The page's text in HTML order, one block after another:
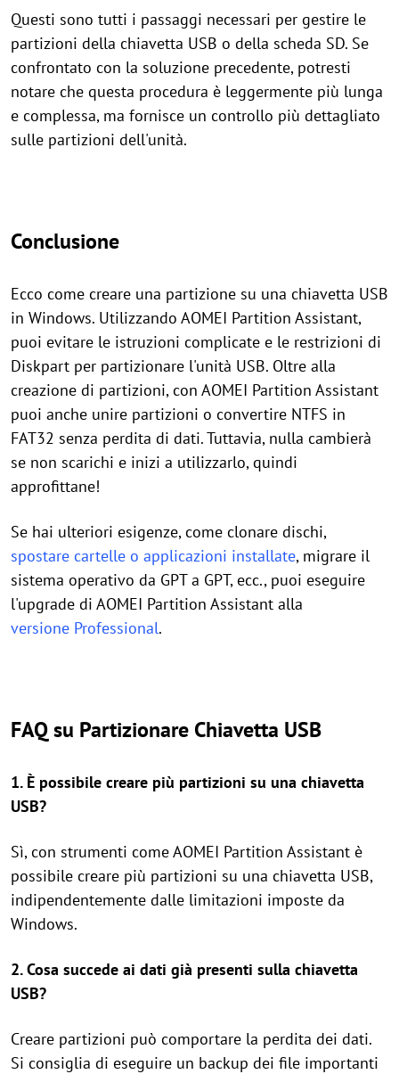
Questi sono tutti i passaggi necessari per gestire le
partizioni della chiavetta USB o della scheda SD. Se
confrontato con la soluzione precedente, potresti
notare che questa procedura è leggermente più lunga
e complessa, ma fornisce un controllo più dettagliato
sulle partizioni dell'unità.
Conclusione
Ecco come creare una partizione su una chiavetta USB
in Windows. Utilizzando AOMEI Partition Assistant,
puoi evitare le istruzioni complicate e le restrizioni di
Diskpart per partizionare l'unità USB. Oltre alla
creazione di partizioni, con AOMEI Partition Assistant
puoi anche unire partizioni o convertire NTFS in
FAT32 senza perdita di dati. Tuttavia, nulla cambierà
se non scarichi e inizi a utilizzarlo, quindi
approfittane!
Se hai ulteriori esigenze, come clonare dischi,
spostare cartelle o applicazioni installate, migrare il
sistema operativo da GPT a GPT, ecc., puoi eseguire
l'upgrade di AOMEI Partition Assistant alla
versione Professional.
FAQ su Partizionare Chiavetta USB
1. È possibile creare più partizioni su una chiavetta
USB?
Sì, con strumenti come AOMEI Partition Assistant è
possibile creare più partizioni su una chiavetta USB,
indipendentemente dalle limitazioni imposte da
Windows.
2. Cosa succede ai dati già presenti sulla chiavetta
USB?
Creare partizioni può comportare la perdita dei dati.
Si consiglia di eseguire un backup dei file importanti